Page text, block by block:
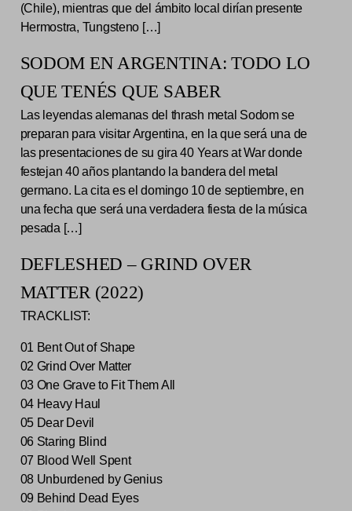
(Chile), mientras que del ámbito local dirían presente
Hermostra, Tungsteno […]
SODOM EN ARGENTINA: TODO LO
QUE TENÉS QUE SABER
Las leyendas alemanas del thrash metal Sodom se
preparan para visitar Argentina, en la que será una de
las presentaciones de su gira 40 Years at War donde
festejan 40 años plantando la bandera del metal
germano. La cita es el domingo 10 de septiembre, en
una fecha que será una verdadera fiesta de la música
pesada […]
DEFLESHED – GRIND OVER
MATTER (2022)
TRACKLIST:
01 Bent Out of Shape
02 Grind Over Matter
03 One Grave to Fit Them All
04 Heavy Haul
05 Dear Devil
06 Staring Blind
07 Blood Well Spent
08 Unburdened by Genius
09 Behind Dead Eyes